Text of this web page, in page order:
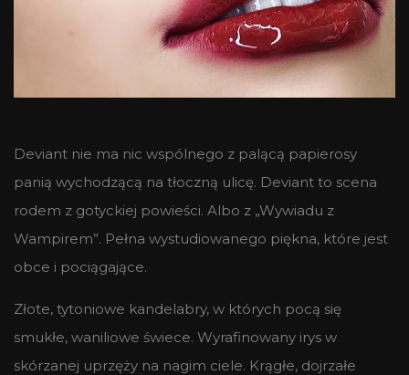
Deviant nie ma nic wspólnego z palącą papierosy
panią wychodzącą na tłoczną ulicę. Deviant to scena
rodem z gotyckiej powieści. Albo z „Wywiadu z
Wampirem”. Pełna wystudiowanego piękna, które jest
obce i pociągające.
Złote, tytoniowe kandelabry, w których pocą się
smukłe, waniliowe świece. Wyrafinowany irys w
skórzanej uprzęży na nagim ciele. Krągłe, dojrzałe